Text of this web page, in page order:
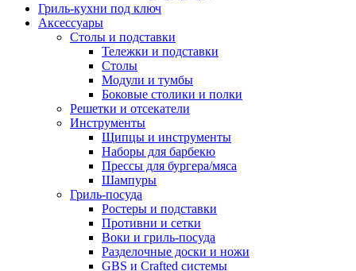
Гриль-кухни под ключ
Аксессуары
Столы и подставки
Тележки и подставки
Столы
Модули и тумбы
Боковые столики и полки
Решетки и отсекатели
Инструменты
Щипцы и инструменты
Наборы для барбекю
Прессы для бургера/мяса
Шампуры
Гриль-посуда
Ростеры и подставки
Противни и сетки
Воки и гриль-посуда
Разделочные доски и ножи
GBS и Crafted системы